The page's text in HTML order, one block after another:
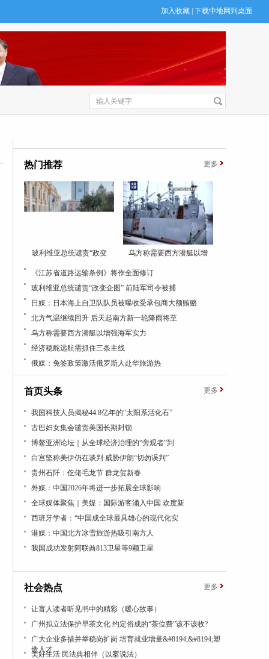
加入收藏 下载中地网到桌面
热门推荐 更多
玻利维亚总统谴责“政变 乌方称需要西方潜艇以增
《江苏省道路运输条例》将作全面修订
玻利维亚总统谴责“政变企图” 前陆军司令被捕
日媒：日本海上自卫队队员被曝收受承包商大额贿赂
北方气温继续回升 后天起南方新一轮降雨将至
乌方称需要西方潜艇以增强海军实力
经济稳舵远航需抓住三条主线
俄媒：免签政策激活俄罗斯人赴华旅游热
首页头条 更多
我国科技人员揭秘44.8亿年的“太阳系活化石”
古巴妇女集会谴责美国长期封锁
博鳌亚洲论坛｜从全球经济治理的“旁观者”到
白宫坚称美伊仍在谈判 威胁伊朗“切勿误判”
贵州石阡：仡佬毛龙节 群龙贺新春
外媒：中国2026年将进一步拓展全球影响
全球媒体聚焦｜美媒：国际游客涌入中国 欢度新
西班牙学者：“中国成全球最具雄心的现代化实
港媒：中国北方冰雪旅游热吸引南方人
我国成功发射阿联酋813卫星等9颗卫星
社会热点 更多
让盲人读者听见书中的精彩（暖心故事）
广州拟立法保护早茶文化 约定俗成的“茶位费”该不该收?
广大企业多措并举稳岗扩岗 培育就业增量&#8194;&#8194;塑
造人才
美好生活 民法典相伴（以案说法）